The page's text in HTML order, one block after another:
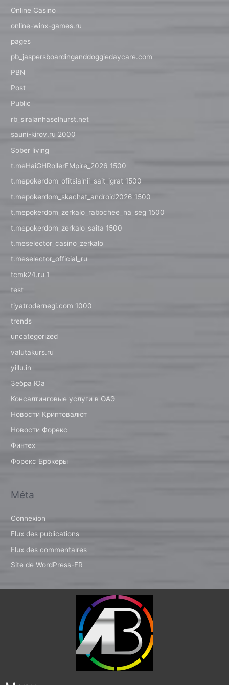
Online Casino
online-winx-games.ru
pages
pb_jaspersboardinganddoggiedaycare.com
PBN
Post
Public
rb_siralanhaselhurst.net
sauni-kirov.ru 2000
Sober living
t.meHaiGHRollerEMpire_2026 1500
t.mepokerdom_ofitsialnii_sait_igrat 1500
t.mepokerdom_skachat_android2026 1500
t.mepokerdom_zerkalo_rabochee_na_seg 1500
t.mepokerdom_zerkalo_saita 1500
t.meselector_casino_zerkalo
t.meselector_official_ru
tcmk24.ru 1
test
tiyatrodernegi.com 1000
trends
uncategorized
valutakurs.ru
yillu.in
Зебра Юа
Консалтинговые услуги в ОАЭ
Новости Криптовалют
Новости Форекс
Финтех
Форекс Брокеры
Méta
Connexion
Flux des publications
Flux des commentaires
Site de WordPress-FR